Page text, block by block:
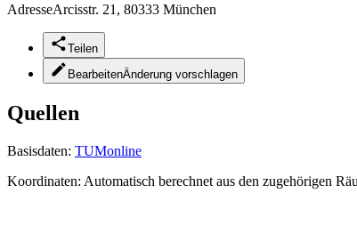
AdresseArcisstr. 21, 80333 München
Teilen
BearbeitenÄnderung vorschlagen
Quellen
Basisdaten: TUMonline
Koordinaten: Automatisch berechnet aus den zugehörigen